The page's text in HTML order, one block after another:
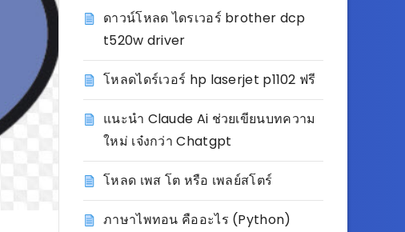
ดาวน์โหลด ไดรเวอร์ brother dcp
t520w driver
โหลดไดร์เวอร์ hp laserjet p1102 ฟรี
แนะนำ Claude Ai ช่วยเขียนบทความ
ใหม่ เจ๋งกว่า Chatgpt
โหลด เพส โต หรือ เพลย์สโตร์
ภาษาไพทอน คืออะไร (Python)